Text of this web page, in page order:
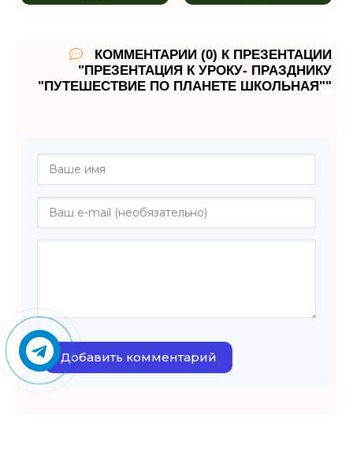
КОММЕНТАРИИ (0) К ПРЕЗЕНТАЦИИ
"ПРЕЗЕНТАЦИЯ К УРОКУ- ПРАЗДНИКУ
"ПУТЕШЕСТВИЕ ПО ПЛАНЕТЕ ШКОЛЬНАЯ""
Добавить комментарий